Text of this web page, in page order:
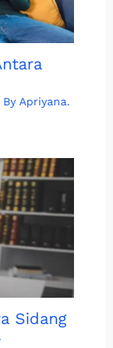
Apriyana.
Sidang